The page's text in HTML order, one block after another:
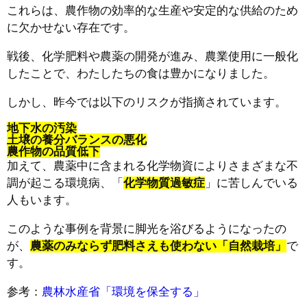
これらは、農作物の効率的な生産や安定的な供給のため
に欠かせない存在です。
戦後、化学肥料や農薬の開発が進み、農業使用に一般化
したことで、わたしたちの食は豊かになりました。
しかし、昨今では以下のリスクが指摘されています。
地下水の汚染
土壌の養分バランスの悪化
農作物の品質低下
加えて、農薬中に含まれる化学物資によりさまざまな不
調が起こる環境病、「 化学物質過敏症 」に苦しんでいる
人もいます。
このような事例を背景に脚光を浴びるようになったの
が、 農薬のみならず肥料さえも使わない「自然栽培」 で
す。
参考： 農林水産省「環境を保全する」